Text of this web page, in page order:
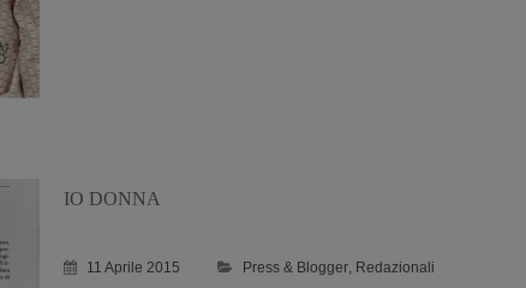
IO DONNA
11 Aprile 2015 Press & Blogger, Redazionali